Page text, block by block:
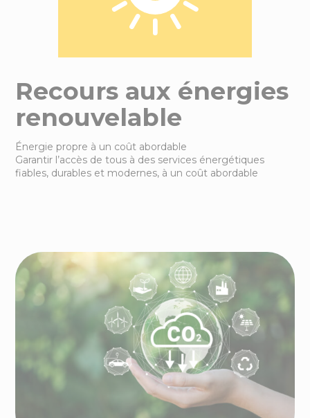
actions
Recours aux énergies
renouvelable
Énergie propre à un coût abordable
Garantir l’accès de tous à des services énergétiques
fiables, durables et modernes, à un coût abordable